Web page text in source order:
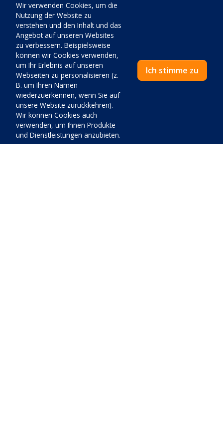
Erste Hilfe:3100 m
Tankstelle:1900m
Flughafen:60100 m
Poststation:3400m
Restaurant:650m
Wir verwenden Cookies, um die
Nutzung der Website zu
verstehen und den Inhalt und das
Angebot auf unseren Websites
zu verbessern. Beispielsweise
können wir Cookies verwenden,
um Ihr Erlebnis auf unseren
Webseiten zu personalisieren (z.
B. um Ihren Namen
wiederzuerkennen, wenn Sie auf
unsere Website zurückkehren).
Wir können Cookies auch
verwenden, um Ihnen Produkte
und Dienstleistungen anzubieten.
Ich stimme zu